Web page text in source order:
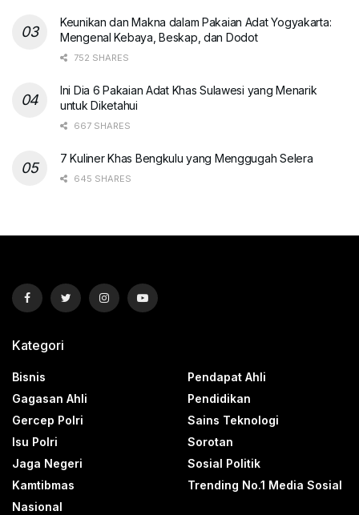
Keunikan dan Makna dalam Pakaian Adat Yogyakarta:
Mengenal Kebaya, Beskap, dan Dodot
752 SHARES
Ini Dia 6 Pakaian Adat Khas Sulawesi yang Menarik
untuk Diketahui
667 SHARES
7 Kuliner Khas Bengkulu yang Menggugah Selera
645 SHARES
Kategori
Bisnis
Gagasan Ahli
Gercep Polri
Isu Polri
Jaga Negeri
Kamtibmas
Nasional
Pendapat Ahli
Pendidikan
Sains Teknologi
Sorotan
Sosial Politik
Trending No.1 Media Sosial